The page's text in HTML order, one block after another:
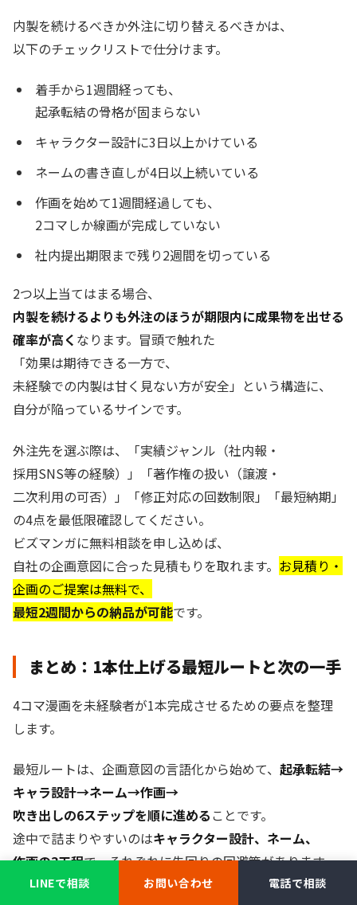
内製を続けるべきか外注に切り替えるべきかは、
以下のチェックリストで仕分けます。
着手から1週間経っても、
起承転結の骨格が固まらない
キャラクター設計に3日以上かけている
ネームの書き直しが4日以上続いている
作画を始めて1週間経過しても、
2コマしか線画が完成していない
社内提出期限まで残り2週間を切っている
2つ以上当てはまる場合、
内製を続けるよりも外注のほうが期限内に成果物を出せる
確率が高く なります。冒頭で触れた
「効果は期待できる一方で、
未経験での内製は甘く見ない方が安全」という構造に、
自分が陥っているサインです。
外注先を選ぶ際は、「実績ジャンル（社内報・
採用SNS等の経験）」「著作権の扱い（譲渡・
二次利用の可否）」「修正対応の回数制限」「最短納期」
の4点を最低限確認してください。
ビズマンガに無料相談を申し込めば、
自社の企画意図に合った見積もりを取れます。 お見積り・
企画のご提案は無料で、
最短2週間からの納品が可能です。
まとめ：1本仕上げる最短ルートと次の一手
4コマ漫画を未経験者が1本完成させるための要点を整理
します。
最短ルートは、企画意図の言語化から始めて、 起承転結→
キャラ設計→ネーム→作画→
吹き出しの6ステップを順に進める ことです。
途中で詰まりやすいのはキャラクター設計、ネーム、
作画の3工程で、それぞれに先回りの回避策があります。
LINEで相談 お問い合わせ 電話で相談